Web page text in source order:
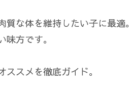
な体を維持したい子に最適。
方です。
スメを徹底ガイド。